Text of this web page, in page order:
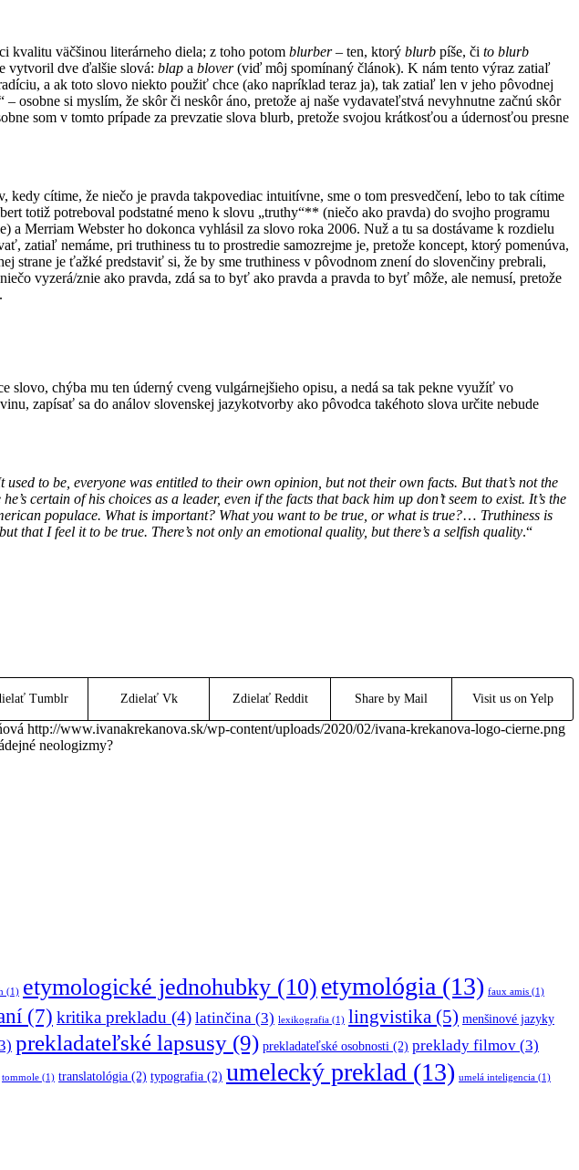
kvalitu väčšinou literárneho diela; z toho potom blurber– ten, ktorý blurb píše, či to blurb
vytvoril dve ďalšie slová: blap a blover(viď môj spomínaný článok). K nám tento výraz zatiaľ
a ak toto slovo niekto použiť chce (ako napríklad teraz ja), tak zatiaľ len v jeho pôvodnej
osobne si myslím, že skôr či neskôr áno, pretože aj naše vydavateľstvá nevyhnutne začnú skôr
som v tomto prípade za prevzatie slova blurb, pretože svojou krátkosťou a údernosťou presne
cítime, že niečo je pravda takpovediac intuitívne, sme o tom presvedčení, lebo to tak cítime
totiž potreboval podstatné meno k slovu „truthy“** (niečo ako pravda) do svojho programu
Merriam Webster ho dokonca vyhlásil za slovo roka 2006. Nuž a tu sa dostávame k rozdielu
zatiaľ nemáme, pri truthiness tu to prostredie samozrejme je, pretože koncept, ktorý pomenúva,
strane je ťažké predstaviť si, že by sme truthiness v pôvodnom znení do slovenčiny prebrali,
vyzerá/znie ako pravda, zdá sa to byť ako pravda a pravda to byť môže, ale nemusí, pretože
chýba mu ten úderný cveng vulgárnejšieho opisu, a nedá sa tak pekne využíť vo
zapísať sa do análov slovenskej jazykotvorby ako pôvodca takéhoto slova určite nebude
to be, everyone was entitled to their own opinion, but not their own facts. But that’s not the
certain of his choices as a leader, even if the facts that back him up don’t seem to exist. It’s the
populace. What is important? What you want to be true, or what is true?… Truthiness is
that I feel it to be true. There’s not only an emotional quality, but there’s a selfish quality.“
Tumblr Zdielať Vk Zdielať Reddit Share by Mail Visit us on Yelp
http://www.ivanakrekanova.sk/wp-content/uploads/2020/02/ivana-krekanova-logo-cierne.png
neologizmy?
(1) etymologické jednohubky (10) etymológia (13) faux amis (1)
(7) kritika prekladu (4) latinčina (3) lexikografia (1) lingvistika (5) menšinové jazyky
prekladateľské lapsusy (9) prekladateľské osobnosti (2) preklady filmov (3)
tommole (1) translatológia (2) typografia (2) umelecký preklad (13) umelá inteligencia (1)